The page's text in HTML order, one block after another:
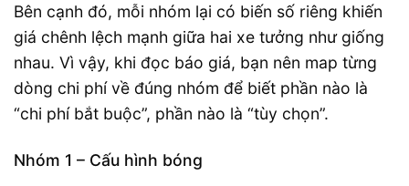
Bên cạnh đó, mỗi nhóm lại có biến số riêng khiến
giá chênh lệch mạnh giữa hai xe tưởng như giống
nhau. Vì vậy, khi đọc báo giá, bạn nên map từng
dòng chi phí về đúng nhóm để biết phần nào là
“chi phí bắt buộc”, phần nào là “tùy chọn”.
Nhóm 1 – Cấu hình bóng